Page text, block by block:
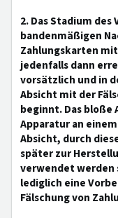
2. Das Stadium
bandenmäßigen
Zahlungskarten
jedenfalls dann
vorsätzlich und in
Absicht mit der
beginnt. Das bloße
Apparatur an
Absicht, durch
später zur
verwendet
lediglich eine
Fälschung von